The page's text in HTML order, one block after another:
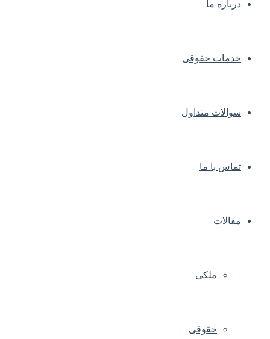
درباره ما
خدمات حقوقی
سوالات متداول
تماس با ما
مقالات
ملکی
حقوقی